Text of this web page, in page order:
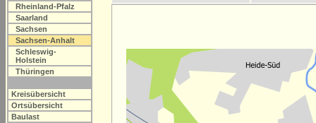
Rheinland-Pfalz
Saarland
Sachsen
Sachsen-Anhalt
Schleswig-
Holstein
Thüringen
Kreisübersicht
Ortsübersicht
Baulast